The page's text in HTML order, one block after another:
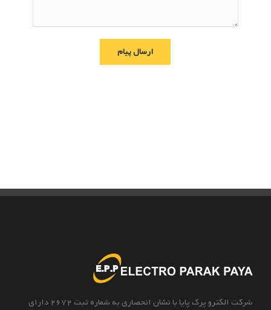
شرکت الکترو پرک پایا با نشان انحصاری به شماره ثبت 2672 دارای